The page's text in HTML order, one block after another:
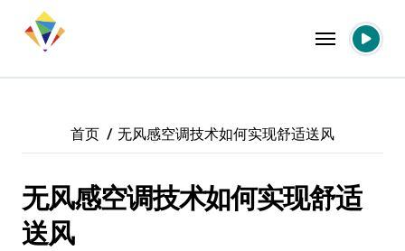
首页 无风感空调技术如何实现舒适送风
无风感空调技术如何实现舒适
送风